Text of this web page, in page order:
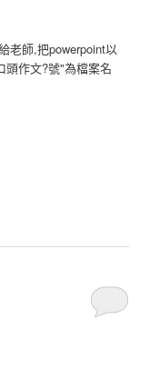
師,把powerpoint以
頭作文?號"為檔案名